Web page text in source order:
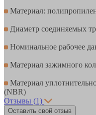
Материал:
Диаметр соединяемых
Номинальное рабочее
Материал зажимного
Материал
(NBR)
Отзывы (1)
Оставить свой отзыв